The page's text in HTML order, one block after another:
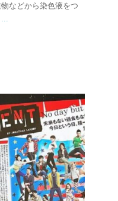
などから染色液をつ